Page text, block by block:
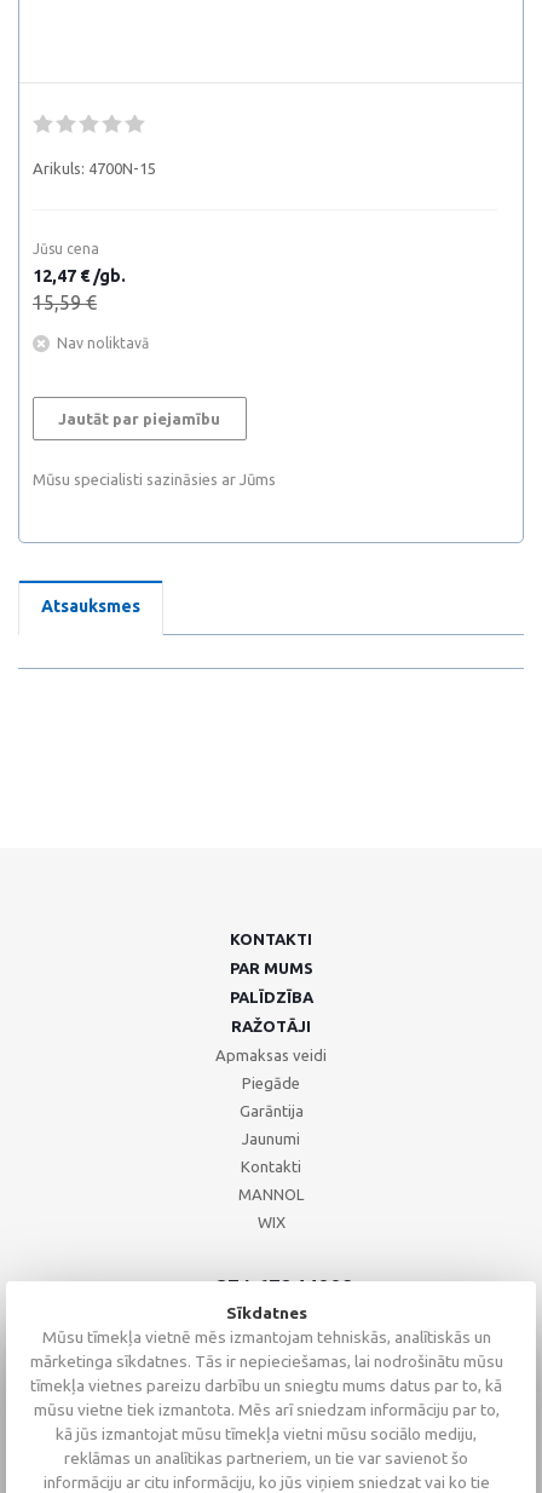
Arikuls: 4700N-15
Jūsu cena
12,47 € /gb.
15,59 €
Nav noliktavā
Jautāt par piejamību
Mūsu specialisti sazināsies ar Jūms
Atsauksmes
KONTAKTI
PAR MUMS
PALĪDZĪBA
RAŽOTĀJI
Apmaksas veidi
Piegāde
Garāntija
Jaunumi
Kontakti
MANNOL
WIX
+371 67244008
+371 67271055
+371 26002793
Sīkdatnes
Mūsu tīmekļa vietnē mēs izmantojam tehniskās, analītiskās un
mārketinga sīkdatnes. Tās ir nepieciešamas, lai nodrošinātu mūsu
tīmekļa vietnes pareizu darbību un sniegtu mums datus par to, kā
mūsu vietne tiek izmantota. Mēs arī sniedzam informāciju par to,
kā jūs izmantojat mūsu tīmekļa vietni mūsu sociālo mediju,
reklāmas un analītikas partneriem, un tie var savienot šo
informāciju ar citu informāciju, ko jūs viņiem sniedzat vai ko tie